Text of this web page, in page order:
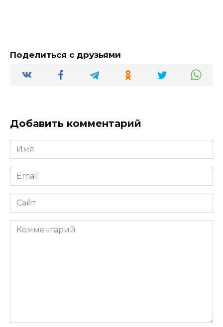
Поделиться с друзьями
Добавить комментарий
Имя
*
Email
*
Сайт
Комментарий